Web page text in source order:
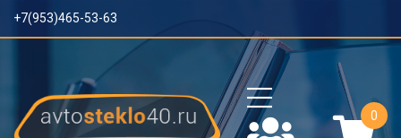
+7(953)465-53-63
0